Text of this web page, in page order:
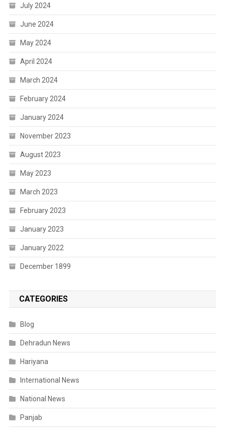
July 2024
June 2024
May 2024
April 2024
March 2024
February 2024
January 2024
November 2023
August 2023
May 2023
March 2023
February 2023
January 2023
January 2022
December 1899
CATEGORIES
Blog
Dehradun News
Hariyana
International News
National News
Panjab